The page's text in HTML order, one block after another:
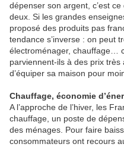
dépenser son argent, c’est
deux. Si les grandes
proposé des produits pas
tendance s’inverse : on peut
électroménager, chauffage…
parviennent-ils à des prix
d’équiper sa maison pour
Chauffage, économie
A l’approche de l’hiver, les
chauffage, un poste de
des ménages. Pour faire
consommateurs ont recours